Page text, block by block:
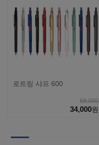
로트링 샤프 600
68,000
34,000원